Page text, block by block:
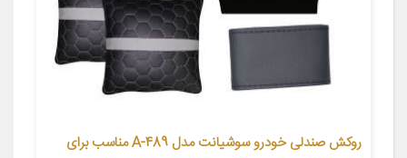
روکش صندلی خودرو سوشیانت مدل A-489 مناسب برای